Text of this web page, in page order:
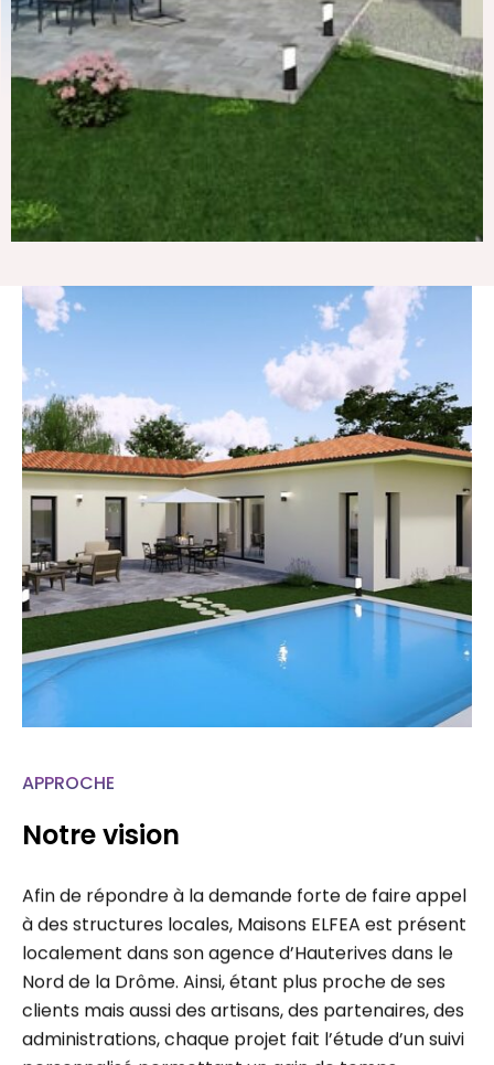
APPROCHE
Notre vision
à des structures locales, Maisons ELFEA est présent
localement dans son agence d’Hauterives dans le
Nord de la Drôme. Ainsi, étant plus proche de ses
clients mais aussi des artisans, des partenaires, des
administrations, chaque projet fait l’étude d’un suivi
personnalisé permettant un gain de temps…